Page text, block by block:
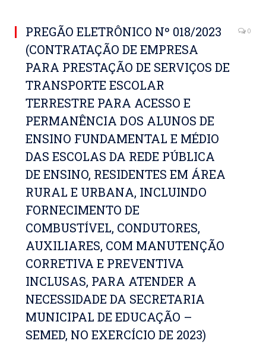
PREGÃO ELETRÔNICO Nº 018/2023
(CONTRATAÇÃO DE EMPRESA
PARA PRESTAÇÃO DE SERVIÇOS DE
TRANSPORTE ESCOLAR
TERRESTRE PARA ACESSO E
PERMANÊNCIA DOS ALUNOS DE
ENSINO FUNDAMENTAL E MÉDIO
DAS ESCOLAS DA REDE PÚBLICA
DE ENSINO, RESIDENTES EM ÁREA
RURAL E URBANA, INCLUINDO
FORNECIMENTO DE
COMBUSTÍVEL, CONDUTORES,
AUXILIARES, COM MANUTENÇÃO
CORRETIVA E PREVENTIVA
INCLUSAS, PARA ATENDER A
NECESSIDADE DA SECRETARIA
MUNICIPAL DE EDUCAÇÃO –
SEMED, NO EXERCÍCIO DE 2023)
0